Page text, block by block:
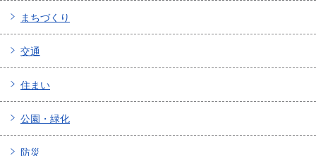
まちづくり
交通
住まい
公園・緑化
防災